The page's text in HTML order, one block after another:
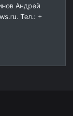
Андрей
Тел.: +